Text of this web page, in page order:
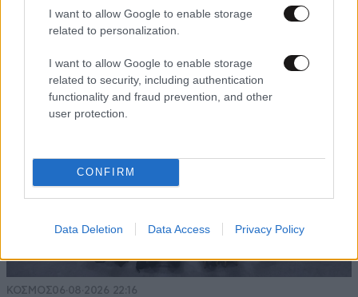
I want to allow Google to enable storage
related to personalization.
I want to allow Google to enable storage
related to security, including authentication
functionality and fraud prevention, and other
user protection.
CONFIRM
Data Deletion Data Access Privacy Policy
που πνίγηκε προσπαθώντας να σώσει τη φίλη
ΚΟΣΜΟΣ06·08·2026 22:16